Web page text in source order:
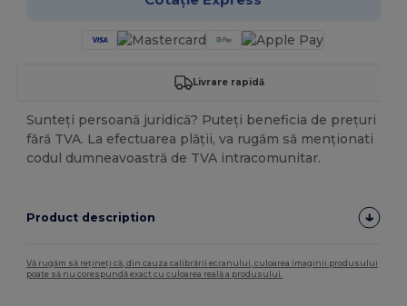
Livrare rapidă
Sunteți persoană juridică? Puteți beneficia de prețuri
fără TVA. La efectuarea plății, va rugăm să menționati
codul dumneavoastră de TVA intracomunitar.
Product description
Vă rugăm să rețineți că, din cauza calibrării ecranului, culoarea imaginii produsului
poate să nu corespundă exact cu culoarea reală a produsului.